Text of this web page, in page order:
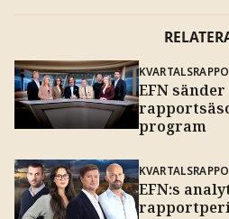
EFN
program
EFN:s